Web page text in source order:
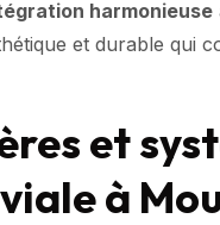
harmonieuse
et durable qui
et
à